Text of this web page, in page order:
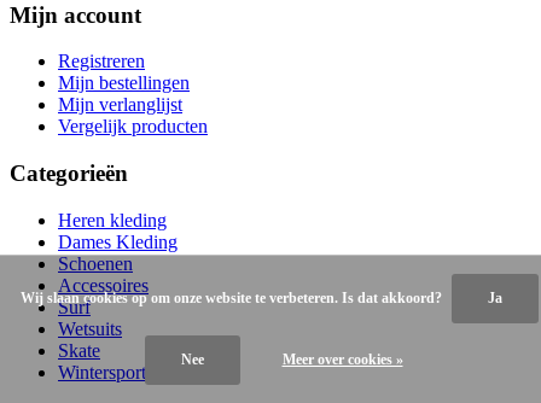
Mijn account
Registreren
Mijn bestellingen
Mijn verlanglijst
Vergelijk producten
Categorieën
Heren kleding
Dames Kleding
Schoenen
Accessoires
Surf
Wetsuits
Skate
Wintersport
Wij slaan cookies op om onze website te verbeteren. Is dat akkoord? Ja
Nee Meer over cookies »